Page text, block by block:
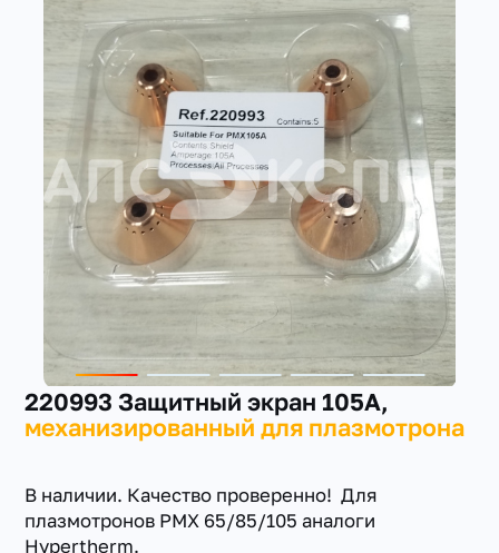
+7(351) 223-98-74
заказать звонок
220993 Защитный экран 105А,
механизированный для плазмотрона
В наличии. Качество проверенно! Для
плазмотронов PMX 65/85/105 аналоги
Hypertherm.